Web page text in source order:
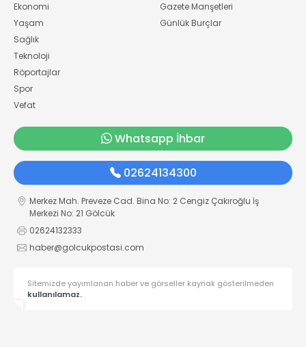
Ekonomi
Yaşam
Sağlık
Teknoloji
Röportajlar
Spor
Vefat
Gazete Manşetleri
Günlük Burçlar
Whatsapp İhbar
02624134300
Merkez Mah. Preveze Cad. Bina No: 2 Cengiz Çakıroğlu İş
Merkezi No: 21 Gölcük
02624132333
haber@golcukpostasi.com
Sitemizde yayımlanan haber ve görseller kaynak gösterilmeden
kullanılamaz.